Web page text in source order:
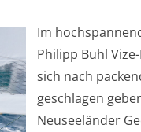
Im
Philipp Buhl
sich nach
geschlagen
Neuseeländer